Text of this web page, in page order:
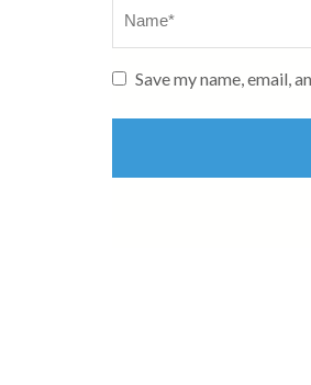
Save my name, email,